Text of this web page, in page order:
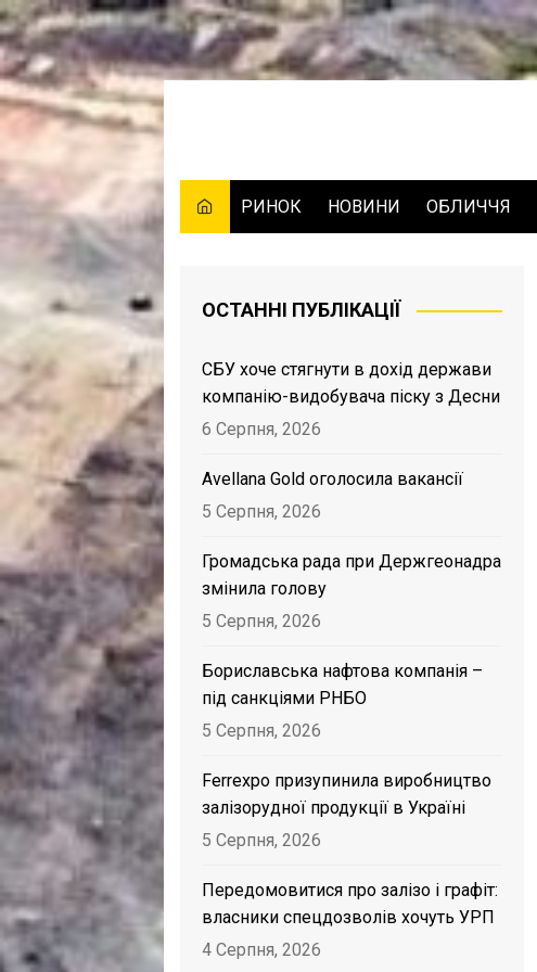
Skip
to
РИНОК НОВИНИ ОБЛИЧЧЯ
ОСТАННІ ПУБЛІКАЦІЇ
СБУ хоче стягнути в дохід держави
компанію-видобувача піску з Десни
6 Серпня, 2026
Avellana Gold оголосила вакансії
5 Серпня, 2026
Громадська рада при Держгеонадра
змінила голову
5 Серпня, 2026
Бориславська нафтова компанія –
під санкціями РНБО
5 Серпня, 2026
Ferrexpo призупинила виробництво
залізорудної продукції в Україні
5 Серпня, 2026
Передомовитися про залізо і графіт:
власники спецдозволів хочуть УРП
4 Серпня, 2026